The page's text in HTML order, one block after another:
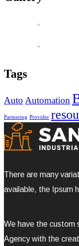
Tags
Auto Automation
Partnering Provider
There are many
available, the Ipsum
We have the custom
Agency with the